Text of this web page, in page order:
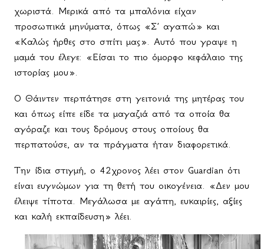
χωριστά. Μερικά από τα μπαλόνια είχαν
προσωπικά μηνύματα, όπως «Σ’ αγαπώ» και
«Καλώς ήρθες στο σπίτι μας». Αυτό που γραψε η
μαμά του έλεγε: «Είσαι το πιο όμορφο κεφάλαιο της
ιστορίας μου».
Ο Θάιντεν περπάτησε στη γειτονιά της μητέρας του
και όπως είπε είδε τα μαγαζιά από τα οποία θα
αγόραζε και τους δρόμους στους οποίους θα
περπατούσε, αν τα πράγματα ήταν διαφορετικά.
Την ίδια στιγμή, ο 42χρονος λέει στον Guardian ότι
είναι ευγνώμων για τη θετή του οικογένεια. «Δεν μου
έλειψε τίποτα. Μεγάλωσα με αγάπη, ευκαιρίες, αξίες
και καλή εκπαίδευση» λέει.